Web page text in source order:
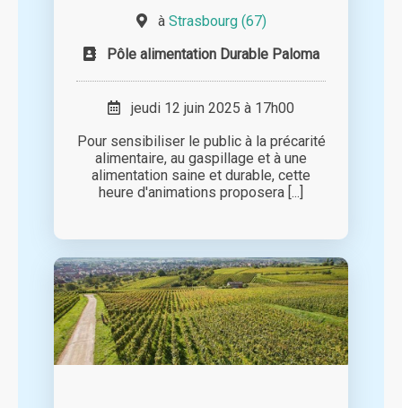
à Strasbourg (67)
Pôle alimentation Durable Paloma
jeudi 12 juin 2025 à 17h00
Pour sensibiliser le public à la précarité
alimentaire, au gaspillage et à une
alimentation saine et durable, cette
heure d'animations proposera [...]